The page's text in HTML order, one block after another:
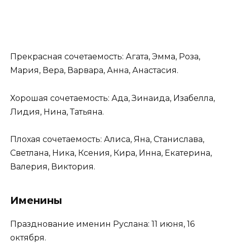
Прекрасная сочетаемость: Агата, Эмма, Роза,
Мария, Вера, Варвара, Анна, Анастасия.
Хорошая сочетаемость: Ада, Зинаида, Изабелла,
Лидия, Нина, Татьяна.
Плохая сочетаемость: Алиса, Яна, Станислава,
Светлана, Ника, Ксения, Кира, Инна, Екатерина,
Валерия, Виктория.
Именины
Празднование именин Руслана: 11 июня, 16
октября.